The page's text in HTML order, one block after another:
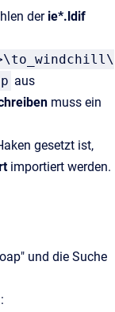
der ie*.ldif
aus
muss ein
gesetzt ist,
importiert werden.
und die Suche